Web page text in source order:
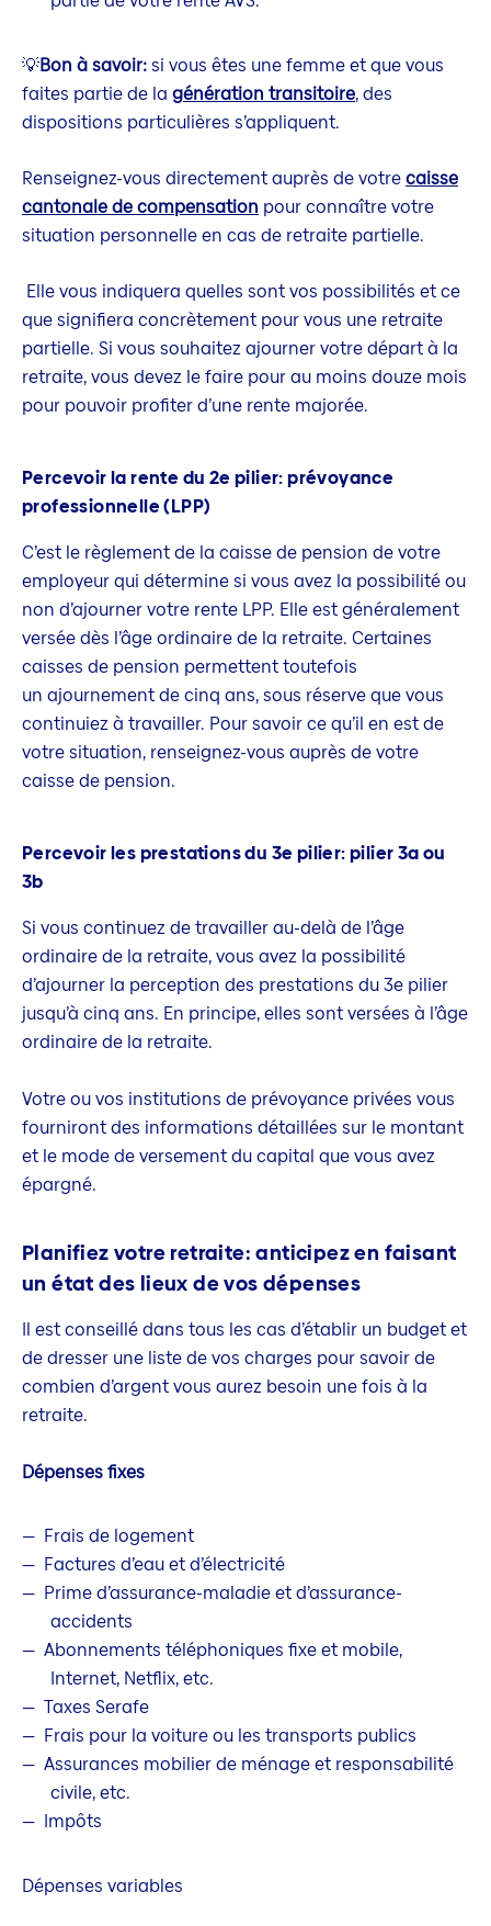
💡Bon à savoir:si vous êtes une femme et que vous
faites partie de la génération transitoire, des
dispositions particulières s’appliquent.
Renseignez-vous directement auprès de votrecaisse
cantonale de compensation pour connaître votre
situation personnelle en cas de retraite partielle.
Elle vous indiquera quelles sont vos possibilités et ce
que signifiera concrètement pour vous une retraite
partielle. Si vous souhaitez ajourner votre départ à la
retraite, vous devez le faire pour au moins douze mois
pour pouvoir profiter d’une rente majorée.
Percevoir la rente du 2e pilier: prévoyance
professionnelle (LPP)
C’est le règlement de la caisse de pension de votre
employeur qui détermine si vous avez la possibilité ou
non d’ajourner votre rente LPP. Elle est généralement
versée dès l’âge ordinaire de la retraite. Certaines
caisses de pension permettent toutefois
un ajournement de cinq ans, sous réserve que vous
continuiez à travailler. Pour savoir ce qu’il en est de
votre situation, renseignez-vous auprès de votre
caisse de pension.
Percevoir les prestations du 3e pilier: pilier 3a ou
3b
Si vous continuez de travailler au-delà de l’âge
ordinaire de la retraite, vous avez la possibilité
d’ajourner la perception des prestations du 3e pilier
jusqu’à cinq ans. En principe, elles sont versées à l’âge
ordinaire de la retraite.
Votre ou vos institutions de prévoyance privées vous
fourniront des informations détaillées sur le montant
et le mode de versement du capital que vous avez
épargné.
Planifiez votre retraite: anticipez en faisant
un état des lieux de vos dépenses
Il est conseillé dans tous les cas d’établir un budget et
de dresser une liste de vos charges pour savoir de
combien d’argent vous aurez besoin une fois à la
retraite.
Dépenses fixes
Frais de logement
Factures d’eau et d’électricité
Prime d’assurance-maladie et d’assurance-
accidents
Abonnements téléphoniques fixe et mobile,
Internet, Netflix, etc.
Taxes Serafe
Frais pour la voiture ou les transports publics
Assurances mobilier de ménage et responsabilité
civile, etc.
Impôts
Dépenses variables